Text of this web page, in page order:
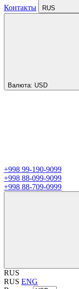
Контакты RUS
Валюта: USD
+998 99-190-9099
+998 88-099-9099
+998 88-709-0999
RUS
RUS ENG